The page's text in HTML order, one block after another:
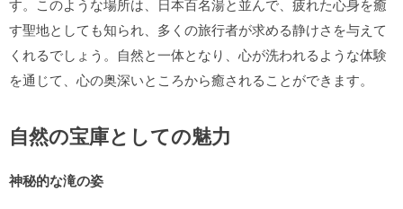
す。このような場所は、日本百名湯と並んで、疲れた心身を癒
す聖地としても知られ、多くの旅行者が求める静けさを与えて
くれるでしょう。自然と一体となり、心が洗われるような体験
を通じて、心の奥深いところから癒されることができます。
自然の宝庫としての魅力
神秘的な滝の姿